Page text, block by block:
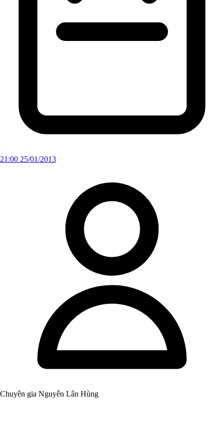
21:00 25/01/2013
Chuyên gia Nguyễn Lân Hùng